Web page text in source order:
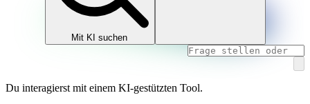
Mit KI suchen
Du interagierst mit einem KI-gestützten Tool.